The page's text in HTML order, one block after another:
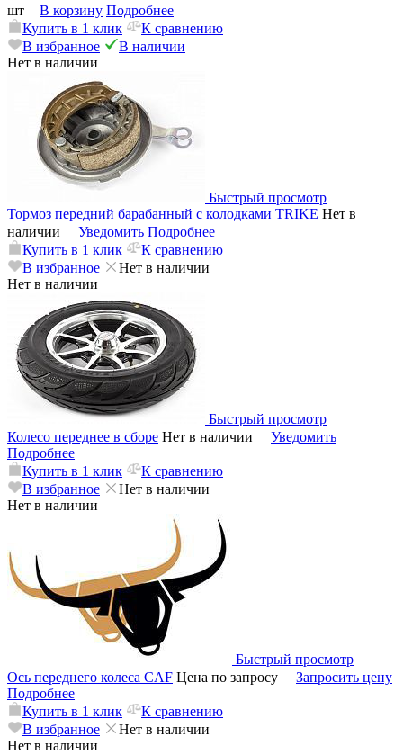
шт
В корзину Подробнее
Купить в 1 клик
К сравнению
В избранное
В наличии
Нет в наличии
Быстрый просмотр
Тормоз передний барабанный с колодками TRIKE Нет в
наличии
Уведомить Подробнее
Купить в 1 клик
К сравнению
В избранное
Нет в наличии
Нет в наличии
Быстрый просмотр
Колесо переднее в сборе Нет в наличии
Уведомить
Подробнее
Купить в 1 клик
К сравнению
В избранное
Нет в наличии
Нет в наличии
Быстрый просмотр
Ось переднего колеса CAF Цена по запросу
Запросить цену
Подробнее
Купить в 1 клик
К сравнению
В избранное
Нет в наличии
Нет в наличии